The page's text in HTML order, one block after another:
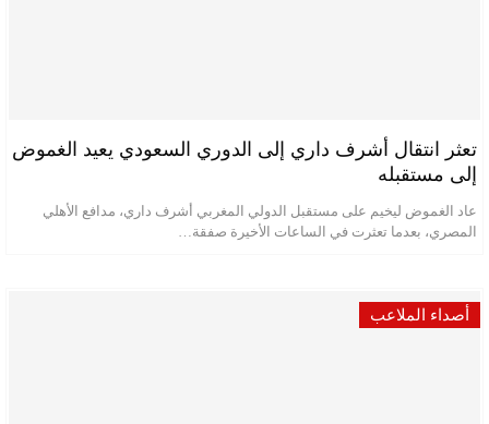
تعثر انتقال أشرف داري إلى الدوري السعودي يعيد الغموض
إلى مستقبله
عاد الغموض ليخيم على مستقبل الدولي المغربي أشرف داري، مدافع الأهلي
المصري، بعدما تعثرت في الساعات الأخيرة صفقة…
أصداء الملاعب